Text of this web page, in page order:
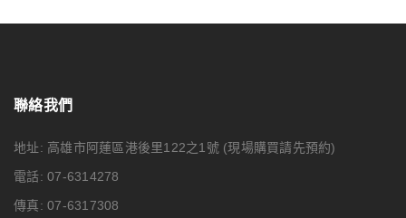
聯絡我們
地址: 高雄市阿蓮區港後里122之1號 (現場購買請先預約)
電話: 07-6314278
傳真: 07-6317308